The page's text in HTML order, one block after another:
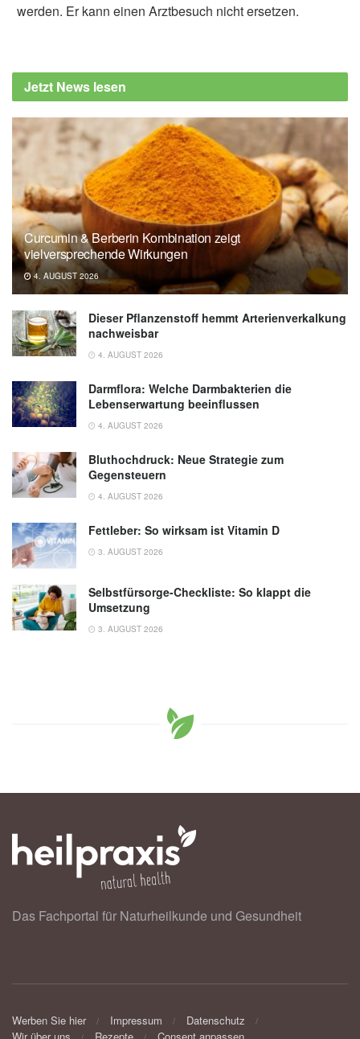
werden. Er kann einen Arztbesuch nicht ersetzen.
Jetzt News lesen
Curcumin & Berberin Kombination zeigt
vielversprechende Wirkungen
4. AUGUST 2026
Dieser Pflanzenstoff hemmt Arterienverkalkung
nachweisbar
4. AUGUST 2026
Darmflora: Welche Darmbakterien die
Lebenserwartung beeinflussen
4. AUGUST 2026
Bluthochdruck: Neue Strategie zum
Gegensteuern
4. AUGUST 2026
Fettleber: So wirksam ist Vitamin D
3. AUGUST 2026
Selbstfürsorge-Checkliste: So klappt die
Umsetzung
3. AUGUST 2026
Das Fachportal für Naturheilkunde und Gesundheit
Werben Sie hier Impressum
Datenschutz